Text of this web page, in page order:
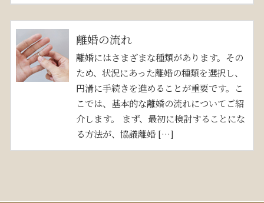
離婚の流れ
離婚にはさまざまな種類があります。その
ため、状況にあった離婚の種類を選択し、
円滑に手続きを進めることが重要です。こ
こでは、基本的な離婚の流れについてご紹
介します。 まず、最初に検討することにな
る方法が、協議離婚 […]